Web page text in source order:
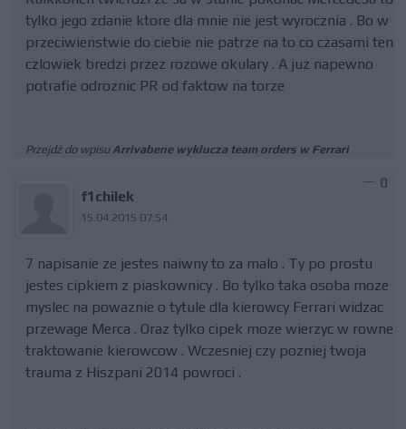
tylko jego zdanie ktore dla mnie nie jest wyrocznia . Bo w
przeciwienstwie do ciebie nie patrze na to co czasami ten
czlowiek bredzi przez rozowe okulary . A juz napewno
potrafie odroznic PR od faktow na torze
Przejdź do wpisuArrivabene wyklucza team orders w Ferrari
f1chilek
15.04.2015 07:54
0
7 napisanie ze jestes naiwny to za malo . Ty po prostu
jestes cipkiem z piaskownicy . Bo tylko taka osoba moze
myslec na powaznie o tytule dla kierowcy Ferrari widzac
przewage Merca . Oraz tylko cipek moze wierzyc w rowne
traktowanie kierowcow . Wczesniej czy pozniej twoja
trauma z Hiszpani 2014 powroci .